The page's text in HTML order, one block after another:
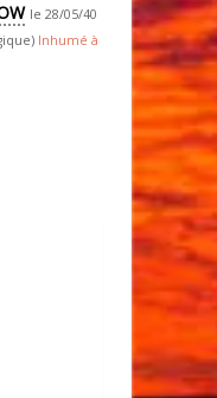
le 28/05/40
Inhumé à